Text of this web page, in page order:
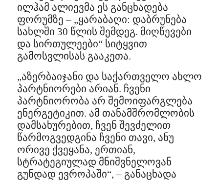
ილჰამ ალიევმა ეს განცხადება
ფორუმზე – „ყარაბაღი: დაბრუნება
სახლში 30 წლის შემდეგ. მიღწევები
და სირთულეები“ სიტყვით
გამოსვლისას გააკეთა.
„აზერბაიჯანი და საქართველო ახლო
პარტნიორები არიან. ჩვენი
პარტნიორობა არ შემოიფარგლება
ენერგეტიკით. ამ თანამშრომლობის
დამსახურებით, ჩვენ შევძელით
წარმოგვედგინა ჩვენი თავი, ანუ
ორივე ქვეყანა, ერთიან,
სტრატეგიულად მნიშვნელოვან
გუნდად ევროპაში“, – განაცხადა